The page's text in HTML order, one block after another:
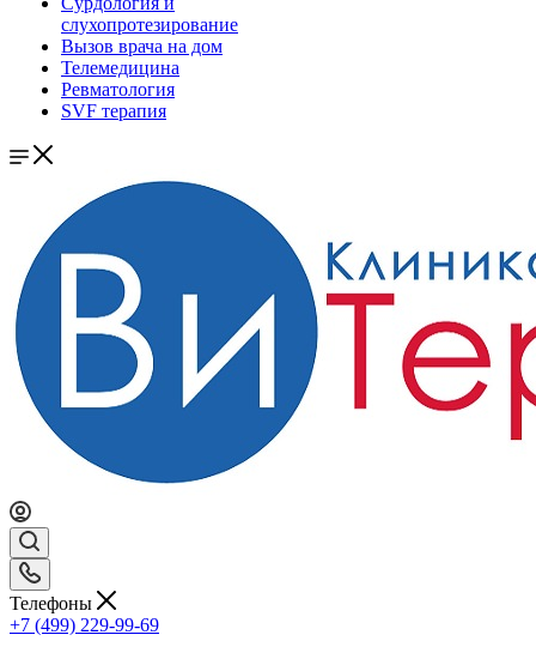
слухопротезирование
Вызов врача на дом
Телемедицина
Ревматология
SVF терапия
Телефоны
+7 (499) 229-99-69